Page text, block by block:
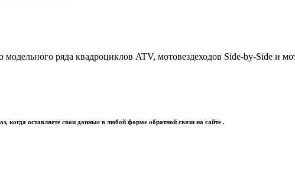
ряда квадроциклов ATV, мотовездеходов Side-by-Side и
когда оставляете свои данные в любой форме обратной связи на сайте .